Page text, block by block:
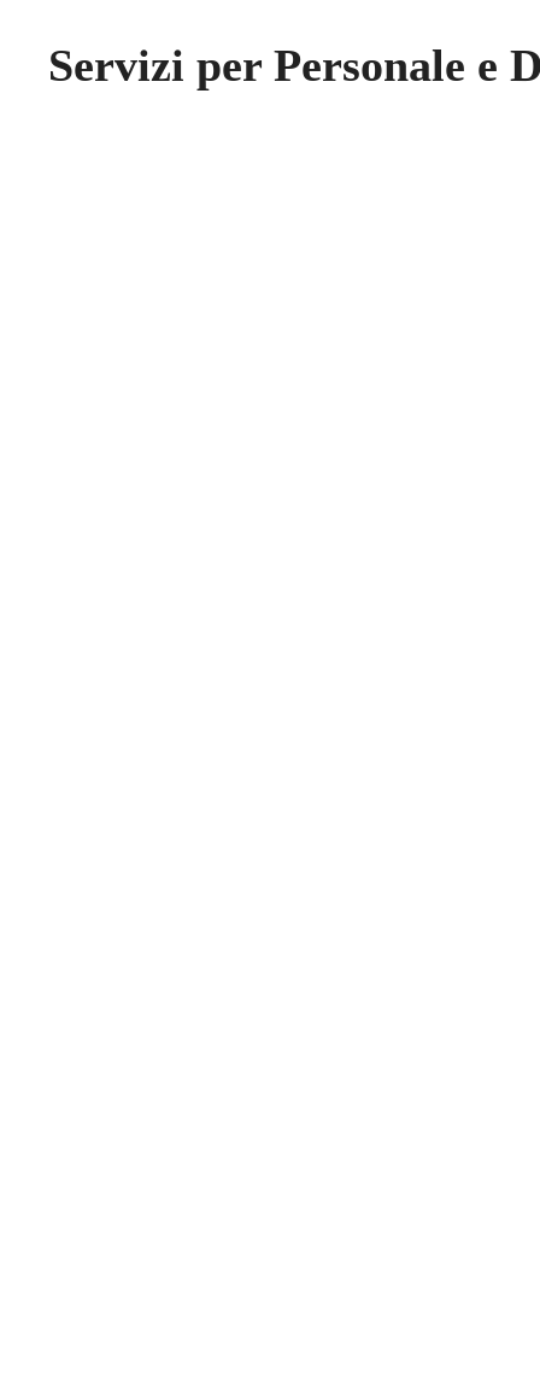
Servizi per Personale e